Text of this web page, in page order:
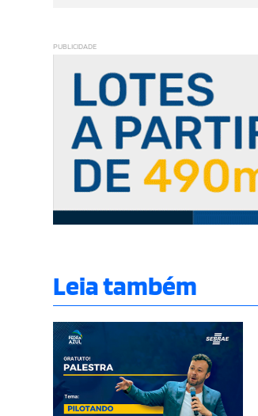
PUBLICIDADE
Leia também